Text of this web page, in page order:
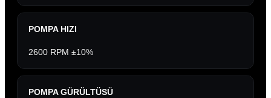
POMPA HIZI
2600 RPM ±10%
POMPA GÜRÜLTÜSÜ